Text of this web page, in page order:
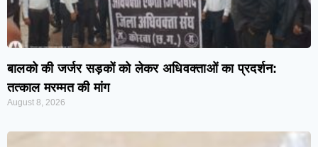
बालको की जर्जर सड़कों को लेकर अधिवक्ताओं का प्रदर्शन:
तत्काल मरम्मत की मांग
August 8, 2026